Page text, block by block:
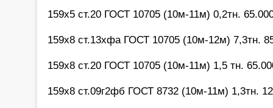
159х5 ст.20 ГОСТ 10705 (10м-11м) 0,2тн.
159х8 ст.13хфа ГОСТ 10705 (10м-12м) 7,3тн.
159х8 ст.20 ГОСТ 10705 (10м-11м) 1,5 тн.
159х8 ст.09г2фб ГОСТ 8732 (10м-11м) 1,3тн.